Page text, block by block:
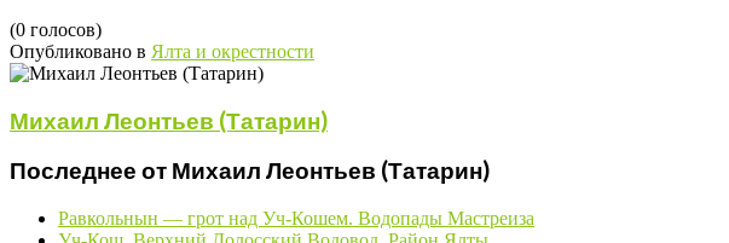
(0 голосов)
Опубликовано в Ялта и окрестности
Михаил Леонтьев (Татарин)
Последнее от Михаил Леонтьев (Татарин)
Равкольнын — грот над Уч-Кошем. Водопады Мастреиза